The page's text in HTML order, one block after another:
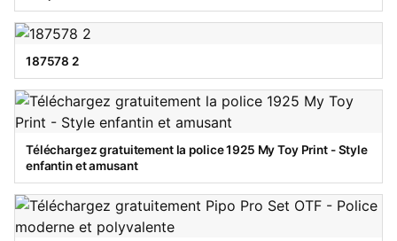
187578 2
Téléchargez gratuitement la police 1925 My Toy Print - Style
enfantin et amusant